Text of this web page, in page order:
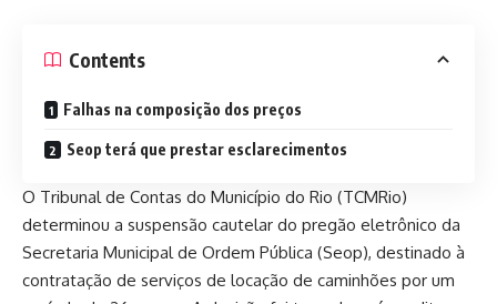
Contents
Falhas na composição dos preços
Seop terá que prestar esclarecimentos
O Tribunal de Contas do Município do Rio (TCMRio)
determinou a suspensão cautelar do pregão eletrônico da
Secretaria Municipal de Ordem Pública (Seop), destinado à
contratação de serviços de locação de caminhões por um